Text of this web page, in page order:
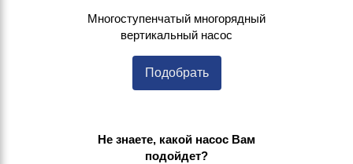
Многоступенчатый многорядный
вертикальный насос
Подобрать
Не знаете, какой насос Вам
подойдет?